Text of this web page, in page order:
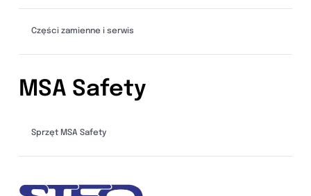
Części zamienne i serwis
MSA Safety
Sprzęt MSA Safety